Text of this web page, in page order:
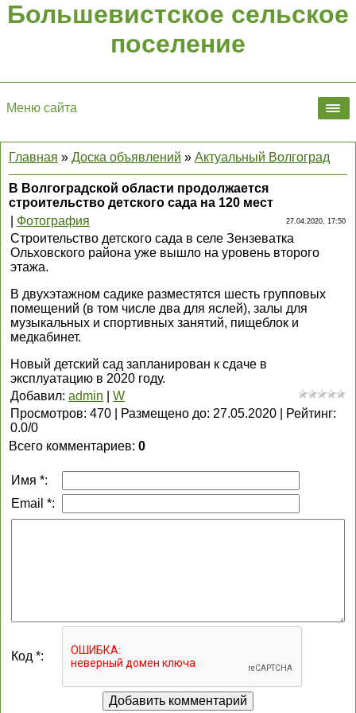
Большевистское сельское
поселение
Меню сайта
Главная » Доска объявлений » Актуальный Волгоград
В Волгоградской области продолжается
строительство детского сада на 120 мест
Фотография 27.04.2020, 17:50
Строительство детского сада в селе Зензеватка
Ольховского района уже вышло на уровень второго
этажа.
В двухэтажном садике разместятся шесть групповых
помещений (в том числе два для яслей), залы для
музыкальных и спортивных занятий, пищеблок и
медкабинет.
Новый детский сад запланирован к сдаче в
эксплуатацию в 2020 году.
Добавил: admin
W
Просмотров: 470 Размещено до: 27.05.2020 Рейтинг:
0.0/0
Всего комментариев: 0
Имя *:
Email *:
Код *: